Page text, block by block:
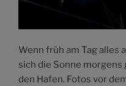
Wenn früh am Tag alles
sich die Sonne morgens
den Hafen. Fotos vor